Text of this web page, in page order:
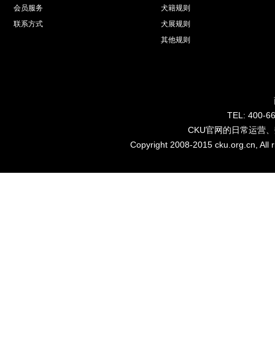
会员服务
联系方式
犬籍规则
犬展规则
其他规则
TEL: 400-
CKU官网的日常运营
Copyright 2008-2015 cku.org.cn,